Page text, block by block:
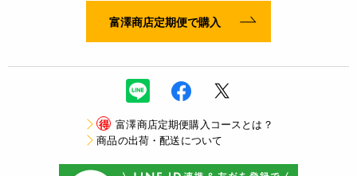
富澤商店定期便で購入
得 富澤商店定期便購入コースとは？
商品の出荷・配送について